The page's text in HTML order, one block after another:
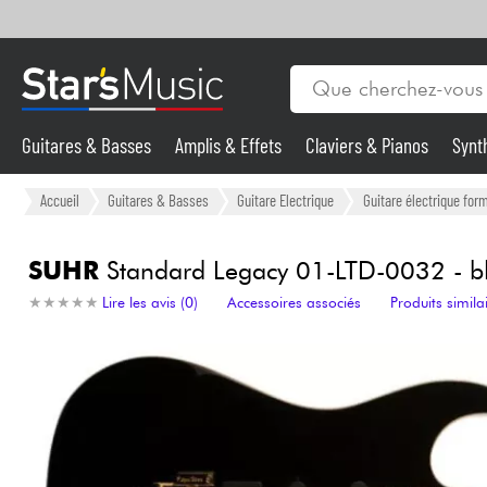
Guitares & Basses
Synthés & Sampleurs
Micros & HF
Eclairage
Guitares & Basses Amplis & Effets Claviers & Pianos
Accueil Guitares & Basses Guitare Electrique Guitare électrique
SUHRStandard Legacy 01-LTD-0032 -
★ ★ ★ ★ ★
★ ★ ★ ★ ★ Lire les avis (0) Accessoires associés Produits